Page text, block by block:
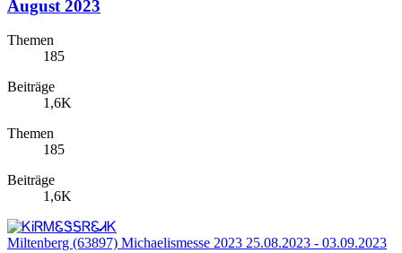
August 2023
Themen
185
Beiträge
1,6K
Themen
185
Beiträge
1,6K
Miltenberg (63897) Michaelismesse 2023 25.08.2023 - 03.09.2023